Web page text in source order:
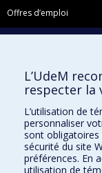
Offres d’emploi
Facebook
LinkedIn
YouTube
Toutes nos présences
École de français
Centre de
L’UdeM
respecter la
L’utilisation de
personnaliser
sont
sécurité du site
préférences. En
utilisation de